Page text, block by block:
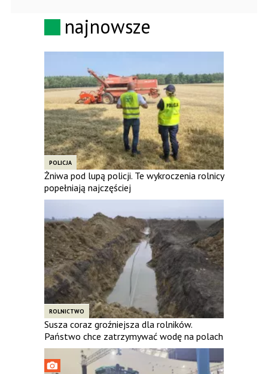
najnowsze
POLICJA
Żniwa pod lupą policji. Te wykroczenia rolnicy
popełniają najczęściej
ROLNICTWO
Susza coraz groźniejsza dla rolników.
Państwo chce zatrzymywać wodę na polach